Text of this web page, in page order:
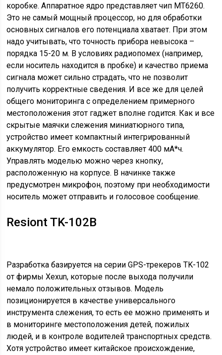
коробке. Аппаратное ядро представляет чип MT6260.
Это не самый мощный процессор, но для обработки
основных сигналов его потенциала хватает. При этом
надо учитывать, что точность прибора невысока –
порядка 15-20 м. В условиях радиопомех (например,
если носитель находится в пробке) и качество приема
сигнала может сильно страдать, что не позволит
получить корректные сведения. И все же для целей
общего мониторинга с определением примерного
местоположения этот гаджет вполне годится. Как и все
скрытые маячки слежения миниатюрного типа,
устройство имеет компактный интегрированный
аккумулятор. Его емкость составляет 400 мА*ч.
Управлять моделью можно через кнопку,
расположенную на корпусе. В начинке также
предусмотрен микрофон, поэтому при необходимости
носитель может отправить и голосовое сообщение.
Resiont TK-102B
Разработка базируется на серии GPS-трекеров TK-102
от фирмы Xexun, которые после выхода получили
немало положительных отзывов. Модель
позиционируется в качестве универсального
инструмента слежения, то есть ее можно применять и
в мониторинге местоположения детей, пожилых
людей, и в контроле водителей транспортных средств.
Хотя устройство имеет китайское происхождение,